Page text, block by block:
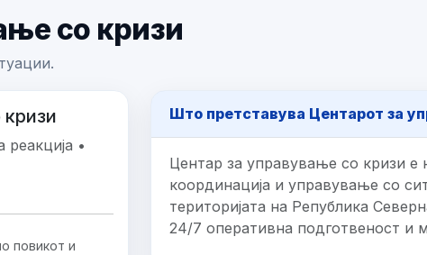
со кризи
•
повикот и
Што претставува Центарот за
Центар за управување со кризи е
координација и управување со
територијата на Република
24/7 оперативна подготвеност и